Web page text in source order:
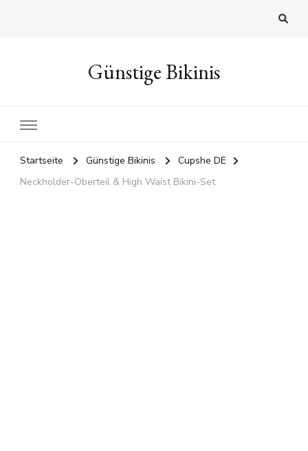
Günstige Bikinis
Startseite Günstige Bikinis
Cupshe DE
Neckholder-Oberteil & High Waist Bikini-Set